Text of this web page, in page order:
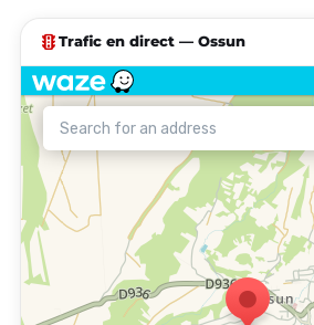
traffic Trafic en direct — Ossun